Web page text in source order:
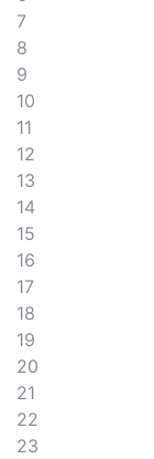
7
8
9
10
11
12
13
14
15
16
17
18
19
20
21
22
23